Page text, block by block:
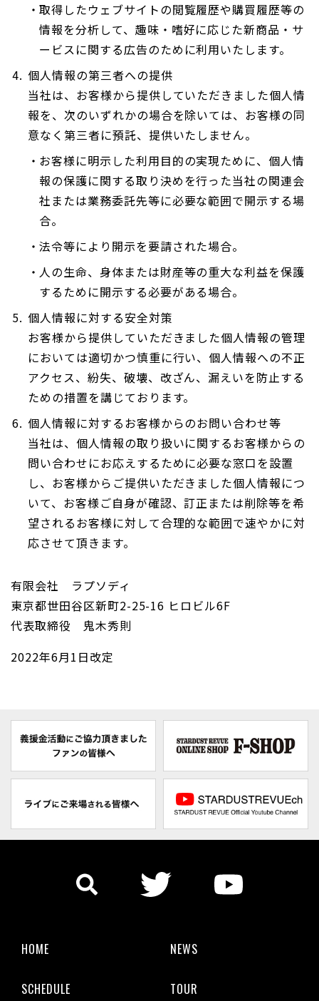
取得したウェブサイトの閲覧履歴や購買履歴等の
情報を分析して、趣味・嗜好に応じた新商品・サ
ービスに関する広告のために利用いたします。
個人情報の第三者への提供
当社は、お客様から提供していただきました個人情
報を、次のいずれかの場合を除いては、お客様の同
意なく第三者に預託、提供いたしません。
お客様に明示した利用目的の実現ために、個人情
報の保護に関する取り決めを行った当社の関連会
社または業務委託先等に必要な範囲で開示する場
合。
法令等により開示を要請された場合。
人の生命、身体または財産等の重大な利益を保護
するために開示する必要がある場合。
個人情報に対する安全対策
お客様から提供していただきました個人情報の管理
においては適切かつ慎重に行い、個人情報への不正
アクセス、紛失、破壊、改ざん、漏えいを防止する
ための措置を講じております。
個人情報に対するお客様からのお問い合わせ等
当社は、個人情報の取り扱いに関するお客様からの
問い合わせにお応えするために必要な窓口を設置
し、お客様からご提供いただきました個人情報につ
いて、お客様ご自身が確認、訂正または削除等を希
望されるお客様に対して合理的な範囲で速やかに対
応させて頂きます。
有限会社 ラプソディ
東京都世田谷区新町2-25-16 ヒロビル6F
代表取締役 鬼木秀則
2022年6月1日改定
HOME NEWS
SCHEDULE TOUR